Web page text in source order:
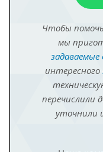
Чтобы
мы
задаваемые
интересного
перечислили
уточнили